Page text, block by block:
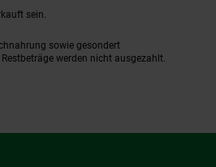
sein.
sowie gesondert
werden nicht ausgezahlt.